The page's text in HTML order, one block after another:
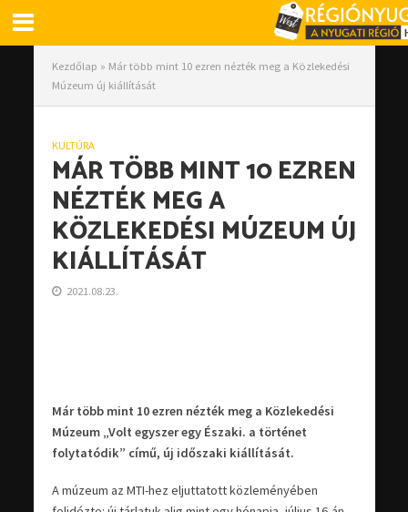
Kezdőlap » Már több mint 10 ezren nézték meg a Közlekedési
Múzeum új kiállítását
KULTÚRA
MÁR TÖBB MINT 10 EZREN
NÉZTÉK MEG A
KÖZLEKEDÉSI MÚZEUM ÚJ
KIÁLLÍTÁSÁT
2021.08.23.
Már több mint 10 ezren nézték meg a Közlekedési
Múzeum „Volt egyszer egy Északi. a történet
folytatódik” című, új időszaki kiállítását.
A múzeum az MTI-hez eljuttatott közleményében